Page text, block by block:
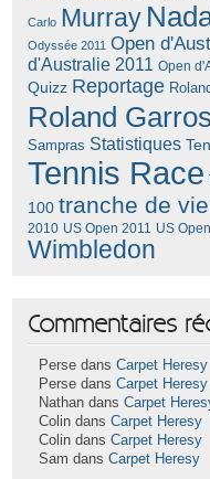
Carlo Murray
Odyssée 2011 Open
d'Australie 2011 Open
Quizz Reportage
Roland Garros
Sampras Statistiques
Tennis Race
100 tranche de vie
2010 US Open 2011 US
Wimbledon
Commentaires
Perse dansCarpet Heresy
Perse dansCarpet Heresy
Nathan dansCarpet
Colin dansCarpet Heresy
Colin dansCarpet Heresy
Sam dansCarpet Heresy